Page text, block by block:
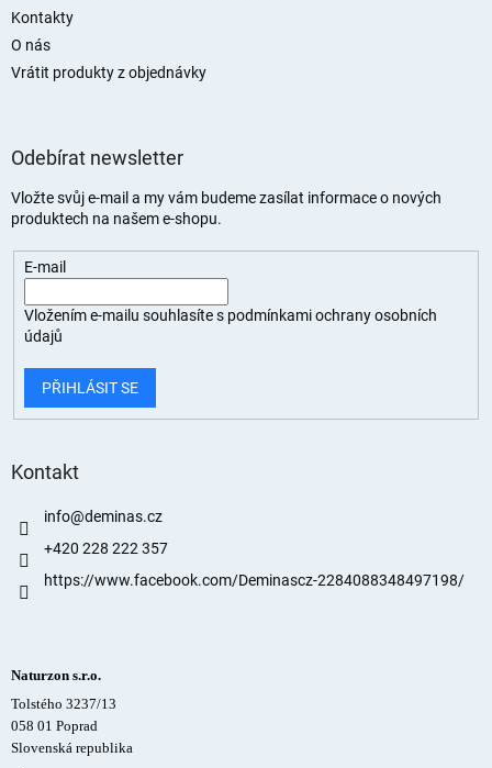
Kontakty
O nás
Vrátit produkty z objednávky
Odebírat newsletter
Vložte svůj e-mail a my vám budeme zasílat informace o nových
produktech na našem e-shopu.
E-mail
Vložením e-mailu souhlasíte s podmínkami ochrany osobních
údajů
PŘIHLÁSIT SE
Kontakt
info@deminas.cz
+420 228 222 357
https://www.facebook.com/Deminascz-2284088348497198/
Naturzon s.r.o.
Tolstého 3237/13
058 01 Poprad
Slovenská republika